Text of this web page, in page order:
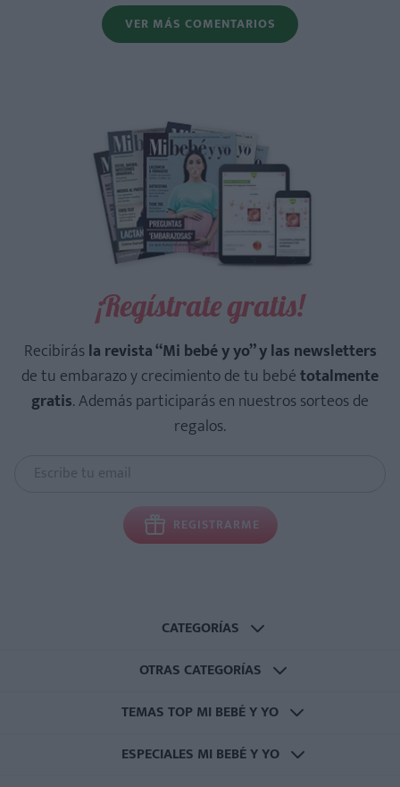
VER MÁS COMENTARIOS
¡Regístrate gratis!
Recibirásla revista “Mi bebé y yo” y las newsletters
de tu embarazo y crecimiento de tu bebétotalmente
gratis. Además participarás en nuestros sorteos de
regalos.
REGISTRARME
CATEGORÍAS
OTRAS CATEGORÍAS
TEMAS TOP MI BEBÉ Y YO
ESPECIALES MI BEBÉ Y YO